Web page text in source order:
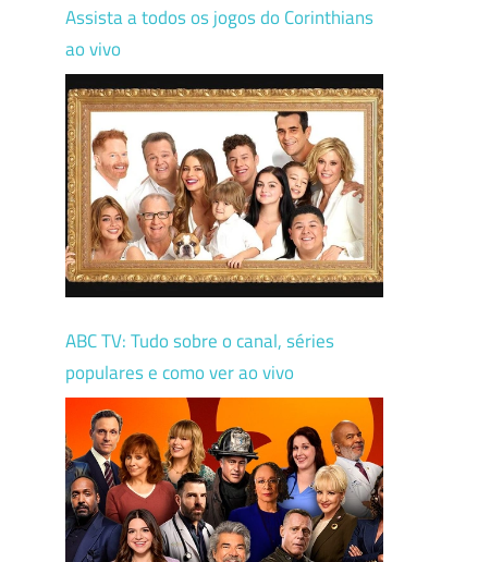
Assista a todos os jogos do Corinthians
ao vivo
ABC TV: Tudo sobre o canal, séries
populares e como ver ao vivo